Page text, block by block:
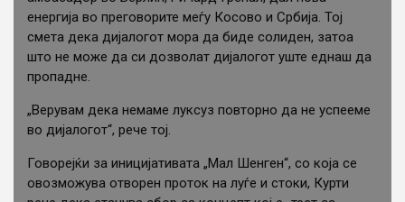
енергија во преговорите меѓу Косово и Србија. Тој
смета дека дијалогот мора да биде солиден, затоа
што не може да си дозволат дијалогот уште еднаш да
пропадне.
„Верувам дека немаме луксуз повторно да не успееме
во дијалогот“, рече тој.
Говорејќи за иницијативата „Мал Шенген“, со која се
овозможува отворен проток на луѓе и стоки, Курти